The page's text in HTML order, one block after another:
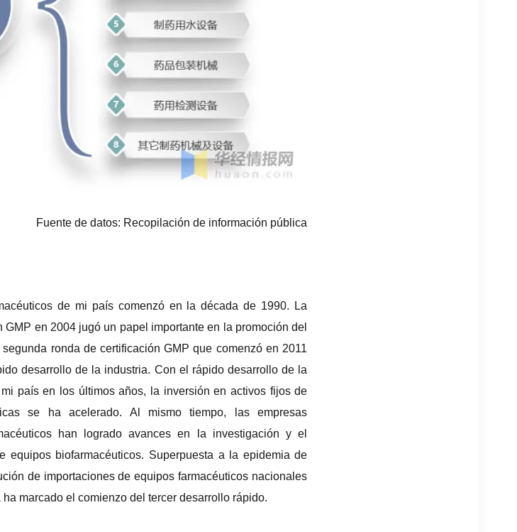
Fuente de datos: Recopilación de información pública
de mi país comenzó en la década de 1990. La
GMP en 2004 jugó un papel importante en la promoción del
ronda de certificación GMP que comenzó en 2011
desarrollo de la industria. Con el rápido desarrollo de la
país en los últimos años, la inversión en activos fijos de
se ha acelerado. Al mismo tiempo, las empresas
han logrado avances en la investigación y el
equipos biofarmacéuticos. Superpuesta a la epidemia de
de importaciones de equipos farmacéuticos nacionales
marcado el comienzo del tercer desarrollo rápido.